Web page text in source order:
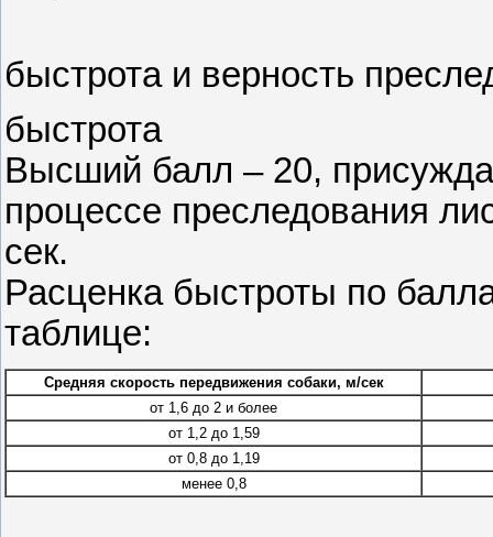
быстрота и верность
быстрота
Высший балл – 20,
процессе преследования
сек.
Расценка быстроты по
таблице:
Средняя скорость передвижения собаки, м/сек
от 1,6 до 2 и более
от 1,2 до 1,59
от 0,8 до 1,19
менее 0,8